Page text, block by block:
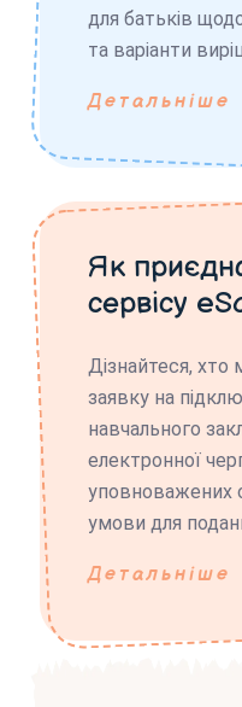
для батьків
та варіанти
Детальніше
Як
сервісу
Дізнайтеся, хто
заявку на
навчального
електронної
уповноважених
умови для
Детальніше